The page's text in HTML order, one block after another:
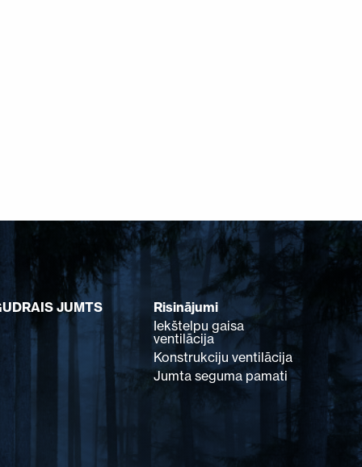
JUMTS
Risinājumi
Iekštelpu gaisa
ventilācija
Konstrukciju ventilācija
Jumta seguma pamati